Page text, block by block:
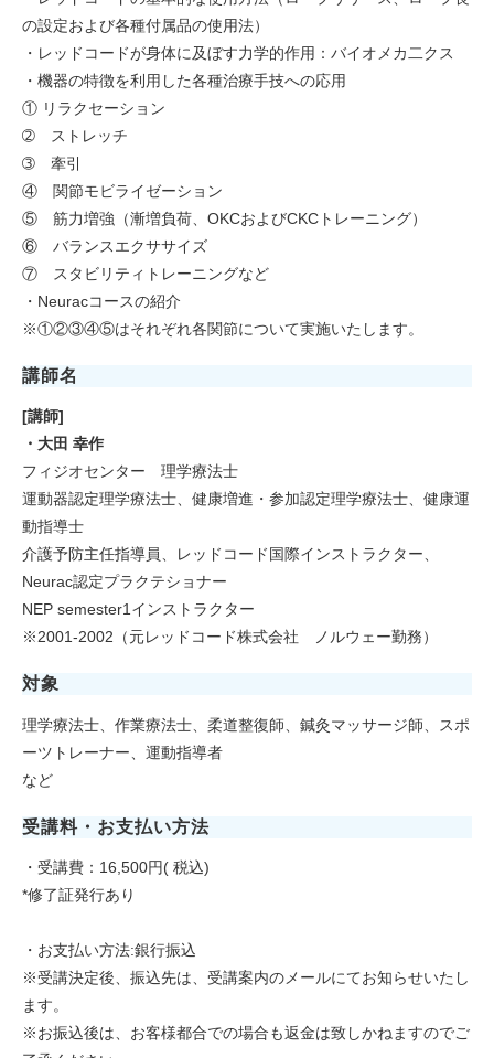
の設定および各種付属品の使用法）
・レッドコードが身体に及ぼす力学的作用：バイオメカ二クス
・機器の特徴を利用した各種治療手技への応用
① リラクセーション
➁ ストレッチ
➂ 牽引
④ 関節モビライゼーション
⑤ 筋力増強（漸増負荷、OKCおよびCKCトレーニング）
⑥ バランスエクササイズ
⑦ スタビリティトレーニングなど
・Neuracコースの紹介
※①②③④⑤はそれぞれ各関節について実施いたします。
講師名
[講師]
・大田 幸作
フィジオセンター 理学療法士
運動器認定理学療法士、健康増進・参加認定理学療法士、健康運
動指導士
介護予防主任指導員、レッドコード国際インストラクター、
Neurac認定プラクテショナー
NEP semester1インストラクター
※2001-2002（元レッドコード株式会社 ノルウェー勤務）
対象
理学療法士、作業療法士、柔道整復師、鍼灸マッサージ師、スポ
ーツトレーナー、運動指導者
など
受講料・お支払い方法
・受講費：16,500円( 税込)
*修了証発行あり
・お支払い方法:銀行振込
※受講決定後、振込先は、受講案内のメールにてお知らせいたし
ます。
※お振込後は、お客様都合での場合も返金は致しかねますのでご